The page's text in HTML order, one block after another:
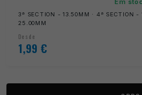
3ª SECTION - 13.50MM · 4ª SECTION -
25.00MM
Desde
1,99 €